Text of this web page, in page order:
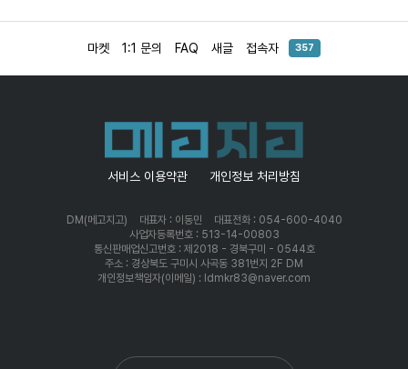
마켓 1:1 문의 FAQ 새글 접속자 357
서비스 이용약관 개인정보 처리방침
DM(메고지고) 대표자 : 이동민
대표전화 : 054-600-4040
사업자등록번호 : 513-14-00803
통신판매업신고번호 : 제2018 - 경북구미 - 0544호
주소 : 경상북도 구미시 사곡동 381번지 2F DM
개인정보책임자(이메일) : ldmkr83@naver.com